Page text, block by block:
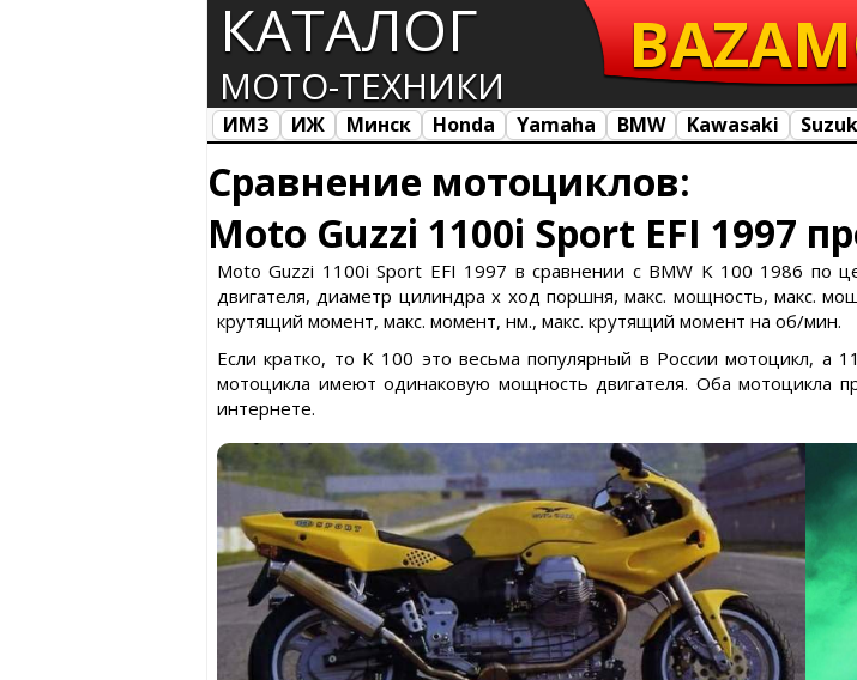
КАТАЛОГ
МОТО-ТЕХНИКИ
BAZA
ИМЗ ИЖ Минск Honda Yamaha BMW Kawasaki
Сравнение мотоциклов:
Moto Guzzi 1100i Sport EFI 1997
Moto Guzzi 1100i Sport EFI 1997 в сравнении с BMW K 100 1986 по
двигателя, диаметр цилиндра х ход поршня, макс. мощность, макс.
крутящий момент, макс. момент, нм., макс. крутящий момент на об/мин.
Если кратко, то K 100 это весьма популярный в России мотоцикл,
мотоцикла имеют одинаковую мощность двигателя. Оба мотоцикла
интернете.